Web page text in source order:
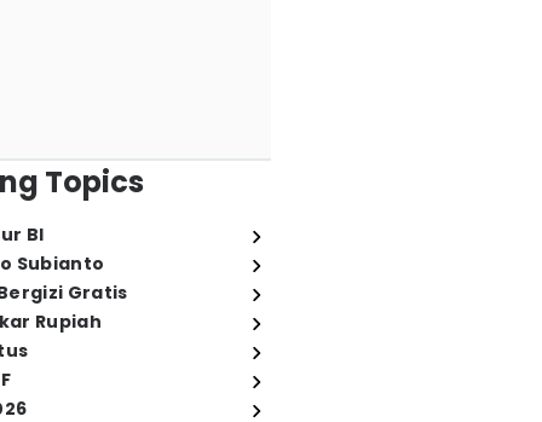
Topics
BI
Subianto
Gratis
Rupiah